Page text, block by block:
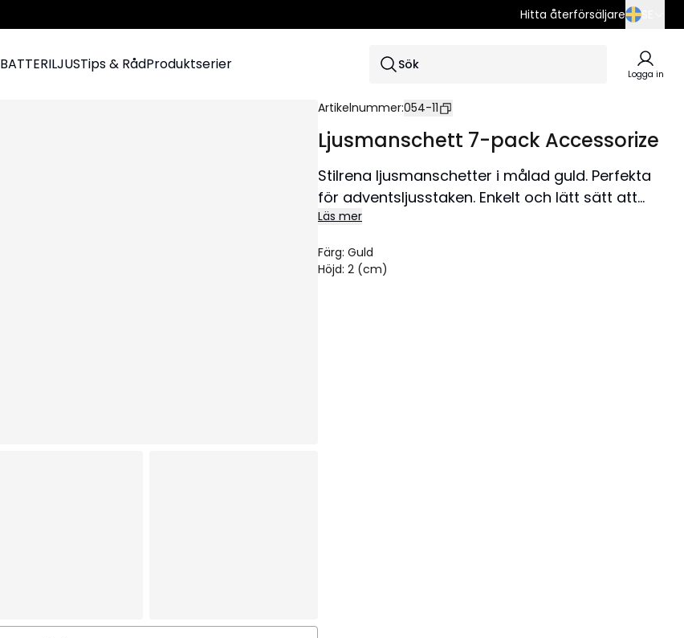
Hitta återförsäljare
SE
EN
BATTERILJUSTips & RådProduktserier Sök
Logga in
Artikelnummer:054-11
Ljusmanschett 7-pack Accessorize
Stilrena ljusmanschetter i målad guld. Perfekta
för adventsljusstaken. Enkelt och lätt sätt att
uppdatera eller göra adventsljusstaken mer
Storlek Ø2,2x2 cm.
Läs mer
Färg: Guld
Höjd: 2 (cm)